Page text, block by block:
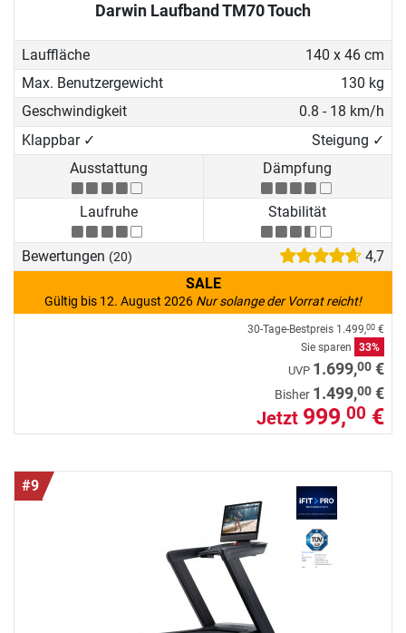
Darwin Laufband TM70 Touch
Lauffläche
140 x 46 cm
Max. Benutzergewicht
130 kg
Geschwindigkeit
0.8 - 18 km/h
Klappbar ✓
Steigung ✓
Ausstattung
Dämpfung
Laufruhe Stabilität
Bewertungen (20)
4,7
SALE
Gültig bis 12. August 2026 Nur solange der Vorrat reicht!
30-Tage-Bestpreis 1.499,00 €
Sie sparen
33%
UVP 1.699,00 €
Bisher 1.499,00 €
Jetzt 999,00 €
#9